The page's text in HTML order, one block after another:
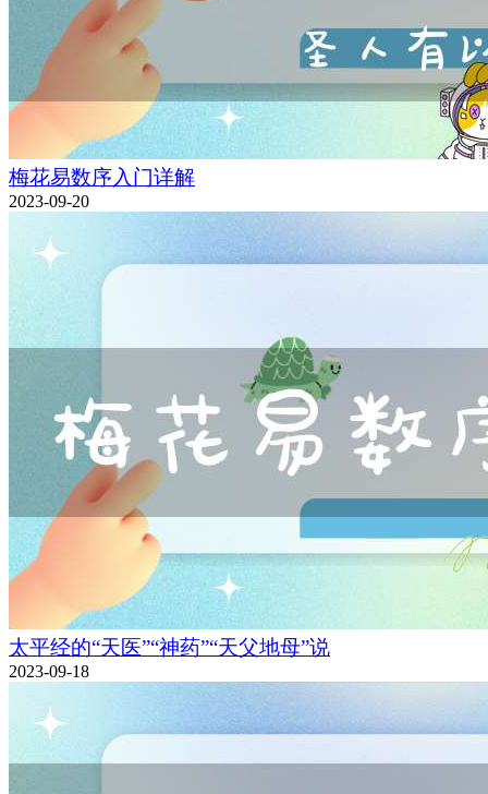
梅花易数序入门详解
2023-09-20
太平经的“天医”“神药”“天父地母”说
2023-09-18